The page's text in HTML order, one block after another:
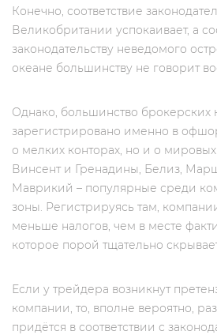
Конечно, соответствие
Великобритании успокаивает, а
законодательству неведомого
океане большинству не говорит
Однако, большинство брокерских
зарегистрировано именно в
о мелких конторах, но и о
Винсент и Гренадины, Белиз,
Маврикий – популярные среди
зоны. Регистрируясь там,
меньше налогов, чем в месте
которое порой тщательно
Если у трейдера возникнут
компании, то, вполне вероятно,
придётся в соответствии с